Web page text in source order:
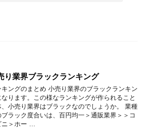
り業界ブラックランキング
キングのまとめ 小売り業界のブラックランキン
なります。この様なランキングが作られること
、小売り業界はブラックなのでしょうか。 業種
ブラック度合いは、百円均一＞通販業界＞＞コ
ニ＞ホー …